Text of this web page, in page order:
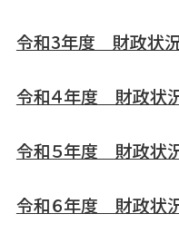
令和3年度 財政状
令和４年度 財政状
令和５年度 財政状
令和６年度 財政状